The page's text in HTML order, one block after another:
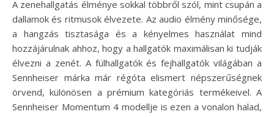
A zenehallgatás élménye sokkal többről szól, mint csupán a
dallamok és ritmusok élvezete. Az audio élmény minősége,
a hangzás tisztasága és a kényelmes használat mind
hozzájárulnak ahhoz, hogy a hallgatók maximálisan ki tudják
élvezni a zenét. A fülhallgatók és fejhallgatók világában a
Sennheiser márka már régóta elismert népszerűségnek
örvend, különösen a prémium kategóriás termékeivel. A
Sennheiser Momentum 4 modellje is ezen a vonalon halad,